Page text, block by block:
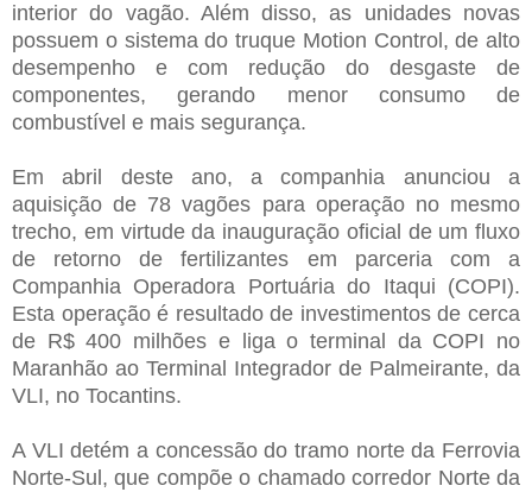
interior do vagão. Além disso, as unidades novas
possuem o sistema do truque Motion Control, de alto
desempenho e com redução do desgaste de
componentes, gerando menor consumo de
combustível e mais segurança.
Em abril deste ano, a companhia anunciou a
aquisição de 78 vagões para operação no mesmo
trecho, em virtude da inauguração oficial de um fluxo
de retorno de fertilizantes em parceria com a
Companhia Operadora Portuária do Itaqui (COPI).
Esta operação é resultado de investimentos de cerca
de R$ 400 milhões e liga o terminal da COPI no
Maranhão ao Terminal Integrador de Palmeirante, da
VLI, no Tocantins.
A VLI detém a concessão do tramo norte da Ferrovia
Norte-Sul, que compõe o chamado corredor Norte da